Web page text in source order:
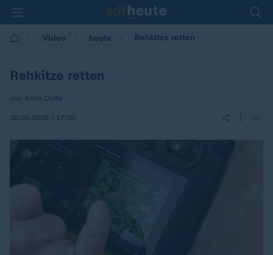
Video heute Rehkitze retten
Rehkitze retten
von Anna Duda
26.05.2026 | 17:00